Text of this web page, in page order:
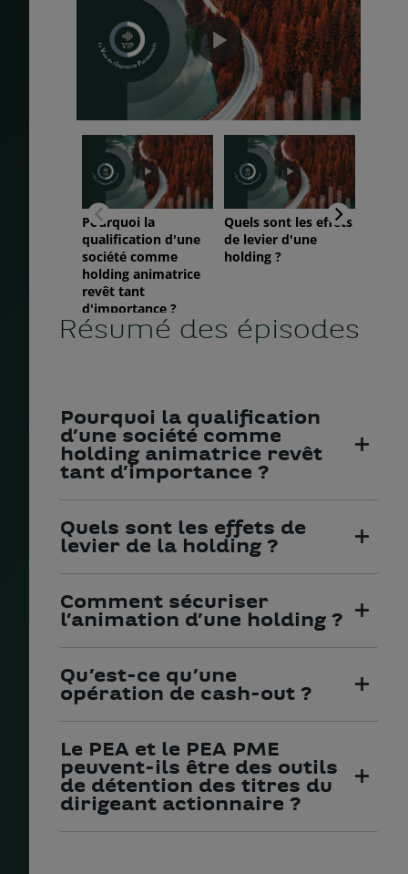
Résumé des épisodes
Pourquoi la qualification
d’une société comme
holding animatrice revêt
tant d’importance ?
Quels sont les effets de
levier de la holding ?
Comment sécuriser
l’animation d’une holding ?
Qu’est-ce qu’une
opération de cash-out ?
Le PEA et le PEA PME
peuvent-ils être des outils
de détention des titres du
dirigeant actionnaire ?